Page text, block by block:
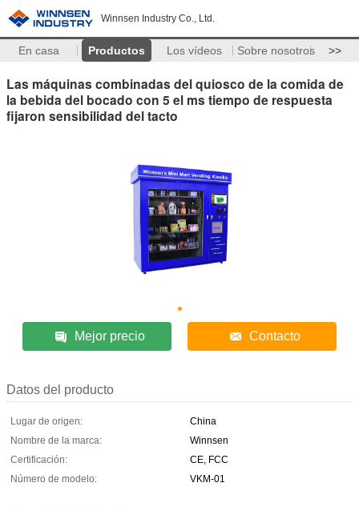
Winnsen Industry Co., Ltd.
En casa Productos Los vídeos Sobre nosotros >>
Las máquinas combinadas del quiosco de la comida de
la bebida del bocado con 5 el ms tiempo de respuesta
fijaron sensibilidad del tacto
Mejor precio Contacto
Datos del producto
Lugar de origen:
China
Nombre de la marca:
Winnsen
Certificación:
CE, FCC
Número de modelo:
VKM-01